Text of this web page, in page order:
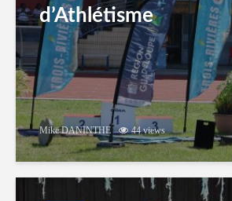
d’Athlétisme
Mike DANINTHE 44 views